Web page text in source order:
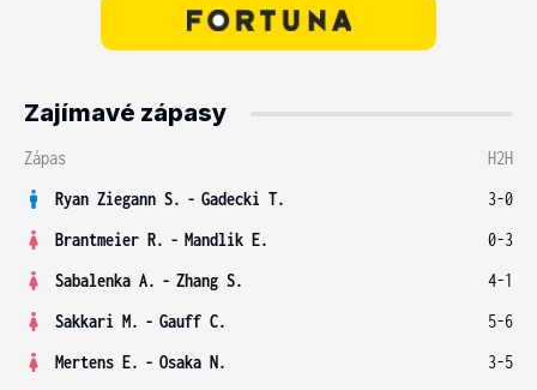
Zajímavé zápasy
Zápas
H2H
Ryan Ziegann S. - Gadecki T.
3-0
Brantmeier R. - Mandlik E.
0-3
Sabalenka A. - Zhang S.
4-1
Sakkari M. - Gauff C.
5-6
Mertens E. - Osaka N.
3-5